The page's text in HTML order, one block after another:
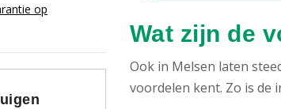
op
Wat zijn de
Ook in Melsen laten
voordelen kent. Zo is de